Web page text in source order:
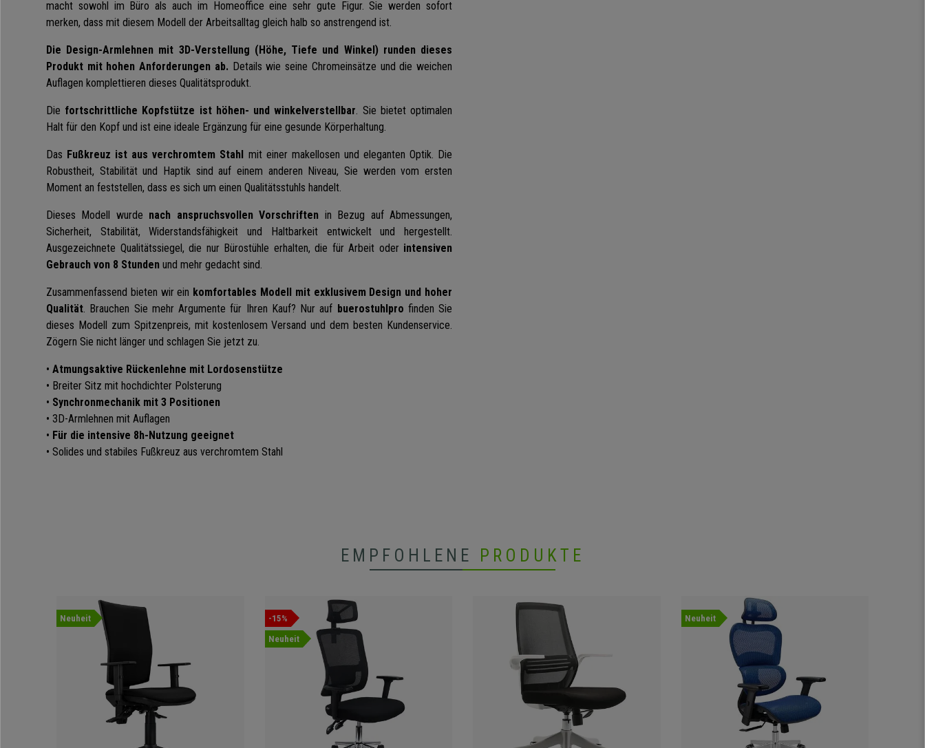
macht sowohl im Büro als auch im Homeoffice eine sehr gute Figur. Sie werden sofort
merken, dass mit diesem Modell der Arbeitsalltag gleich halb so anstrengend ist.
Die Design-Armlehnen mit 3D-Verstellung (Höhe, Tiefe und Winkel) runden dieses
Produkt mit hohen Anforderungen ab. Details wie seine Chromeinsätze und die weichen
Auflagen komplettieren dieses Qualitätsprodukt.
Die fortschrittliche Kopfstütze ist höhen- und winkelverstellbar. Sie bietet optimalen
Halt für den Kopf und ist eine ideale Ergänzung für eine gesunde Körperhaltung.
Das Fußkreuz ist aus verchromtem Stahl mit einer makellosen und eleganten Optik. Die
Robustheit, Stabilität und Haptik sind auf einem anderen Niveau, Sie werden vom ersten
Moment an feststellen, dass es sich um einen Qualitätsstuhls handelt.
Dieses Modell wurde nach anspruchsvollen Vorschriften in Bezug auf Abmessungen,
Sicherheit, Stabilität, Widerstandsfähigkeit und Haltbarkeit entwickelt und hergestellt.
Ausgezeichnete Qualitätssiegel, die nur Bürostühle erhalten, die für Arbeit oderintensiven
Gebrauch von 8 Stunden und mehr gedacht sind.
Zusammenfassend bieten wir ein komfortables Modell mit exklusivem Design und hoher
Qualität. Brauchen Sie mehr Argumente für Ihren Kauf? Nur auf buerostuhlpro finden Sie
dieses Modell zum Spitzenpreis, mit kostenlosem Versand und dem besten Kundenservice.
Zögern Sie nicht länger und schlagen Sie jetzt zu.
• Atmungsaktive Rückenlehne mit Lordosenstütze
• Breiter Sitz mit hochdichter Polsterung
• Synchronmechanik mit 3 Positionen
• 3D-Armlehnen mit Auflagen
• Für die intensive 8h-Nutzung geeignet
• Solides und stabiles Fußkreuz aus verchromtem Stahl
EMPFOHLENE PRODUKTE
Neuheit
-15%
Neuheit
Neuheit